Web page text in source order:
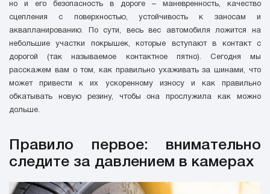
но и его безопасность в дороге – маневренность, качество
сцепления с поверхностью, устойчивость к заносам и
аквапланированию. По сути, весь вес автомобиля ложится на
небольшие участки покрышек, которые вступают в контакт с
дорогой (так называемое контактное пятно). Сегодня мы
расскажем вам о том, как правильно ухаживать за шинами, что
может привести к их ускоренному износу и как правильно
обкатывать новую резину, чтобы она прослужила как можно
дольше.
Правило первое: внимательно
следите за давлением в камерах